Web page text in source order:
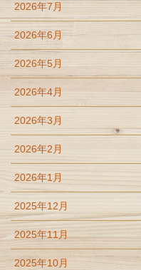
2026年7月
2026年6月
2026年5月
2026年4月
2026年3月
2026年2月
2026年1月
2025年12月
2025年11月
2025年10月